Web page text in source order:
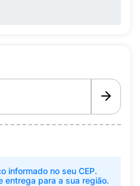
informado no seu CEP.
entrega para a sua região.